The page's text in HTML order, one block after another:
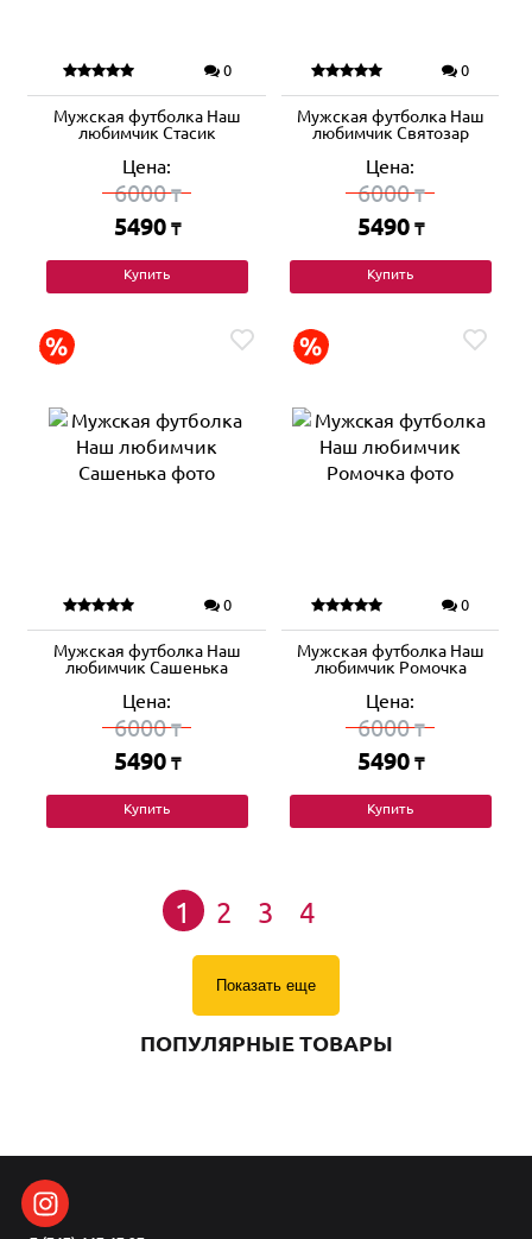
0
Мужская футболка Наш
любимчик Стасик
Цена:
6000₸
5490 ₸
Купить
0
Мужская футболка Наш
любимчик Святозар
Цена:
6000₸
5490 ₸
Купить
0
Мужская футболка Наш
любимчик Сашенька
Цена:
6000₸
5490 ₸
Купить
0
Мужская футболка Наш
любимчик Ромочка
Цена:
6000₸
5490 ₸
Купить
1 2 3 4
Показать еще
ПОПУЛЯРНЫЕ ТОВАРЫ